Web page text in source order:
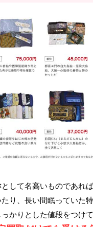
して名高いものであれ
り、長い間眠っていた
かりとした値段をつけて